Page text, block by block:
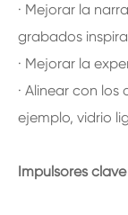
· Mejorar la
grabados
· Mejorar la
· Alinear con
ejemplo, vidrio
Impulsores